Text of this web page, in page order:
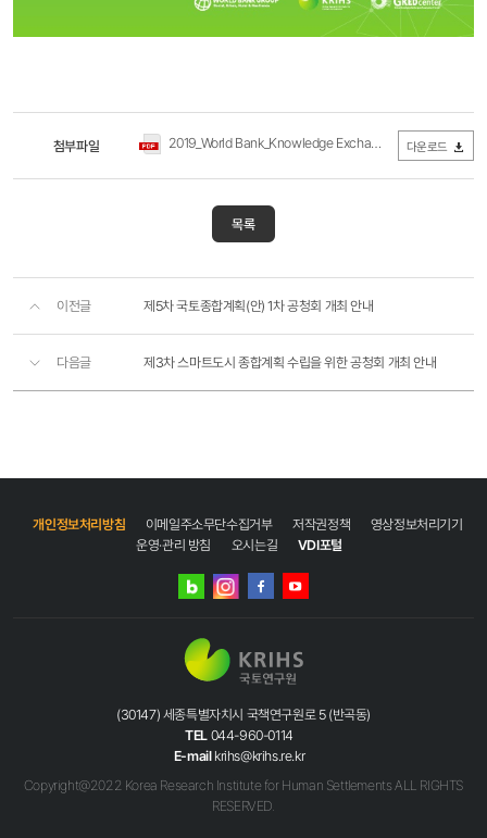
첨부파일 2019_World Bank_Knowledge Exchange_웹포스터.pdf 다운로드
목록
이전글 제5차 국토종합계획(안) 1차 공청회 개최 안내
다음글 제3차 스마트도시 종합계획 수립을 위한 공청회 개최 안내
개인정보처리방침 이메일주소무단수집거부 저작권정책
영상정보처리기기
운영·관리 방침
오시는길 VDI포털
네이버
인스타그램
(30147) 세종특별자치시 국책연구원로 5 (반곡동)
TEL 044-960-0114
E-mail krihs@krihs.re.kr
Copyright@2022 Korea Research Institute for Human Settlements ALL RIGHTS
RESERVED.